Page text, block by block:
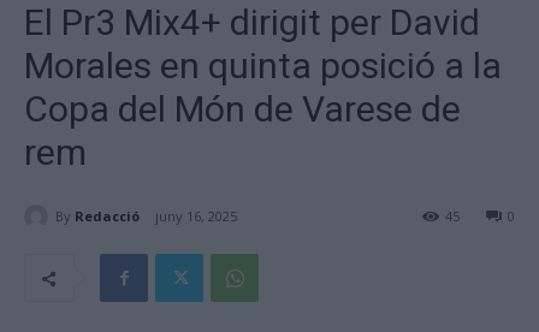
El Pr3 Mix4+ dirigit per David
Morales en quinta posició a la
Copa del Món de Varese de
rem
By Redacció juny 16, 2025 0
45